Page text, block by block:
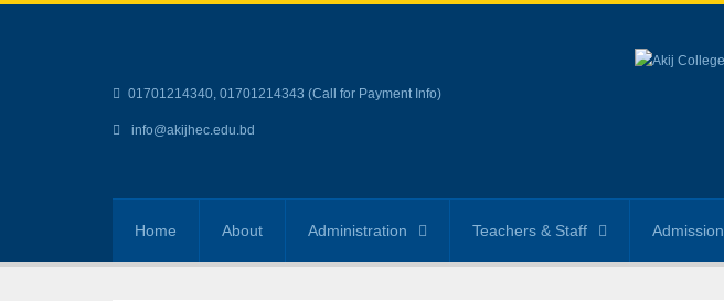
01701214340, 01701214343 (Call for Payment Info)
info@akijhec.edu.bd
Home About Administration Teachers & Staff Admission